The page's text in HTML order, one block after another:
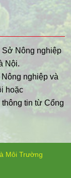
Sở Nông nghiệp
Nội.
nghiệp và
hoặc
thông tin từ Cổng
Môi Trường